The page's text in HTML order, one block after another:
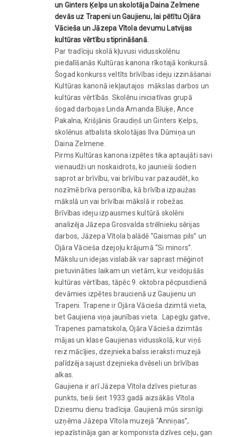
un Ginters Ķelps un skolotāja Daina Zelmene
devās uz Trapeni un Gaujienu, lai pētītu Ojāra
Vācieša un Jāzepa Vītola devumu Latvijas
kultūras vērtību stiprināšanā.
Par tradīciju skolā kļuvusi vidusskolēnu
piedalīšanās Kultūras kanona rīkotajā konkursā.
Šogad konkurss veltīts brīvības ideju izzināšanai
Kultūras kanonā iekļautajos mākslas darbos un
kultūras vērtībās. Skolēnu iniciatīvas grupā
šogad darbojas Linda Amanda Bluķe, Ance
Pakalna, Krišjānis Graudiņš un Ginters Ķelps,
skolēnus atbalsta skolotājas Ilva Dūmiņa un
Daina Zelmene.
Pirms Kultūras kanona izpētes tika aptaujāti savi
vienaudži un noskaidrots, ko jaunieši šodien
saprot ar brīvību, vai brīvību var pazaudēt, ko
nozīmē brīva personība, kā brīvība izpaužas
mākslā un vai brīvībai mākslā ir robežas.
Brīvības ideju izpausmes kultūrā skolēni
analizēja Jāzepa Grosvalda strēlnieku sērijas
darbos, Jāzepa Vītola balādē “Gaismas pils” un
Ojāra Vācieša dzejoļu krājumā “Si minors”.
Mākslu un idejas vislabāk var saprast mēģinot
pietuvināties laikam un vietām, kur veidojušās
kultūras vērtības, tāpēc 9. oktobra pēcpusdienā
devāmies izpētes braucienā uz Gaujienu un
Trapeni. Trapene ir Ojāra Vācieša dzimtā vieta,
bet Gaujiena viņa jaunības vieta. Lapegļu gatve,
Trapenes pamatskola, Ojāra Vācieša dzimtās
mājas un klase Gaujienas vidusskolā, kur viņš
reiz mācījies, dzejnieka balss ieraksti muzejā
palīdzēja sajust dzejnieka dvēseli un brīvības
alkas.
Gaujiena ir arī Jāzepa Vītola dzīves pieturas
punkts, tieši šeit 1933.gadā aizsākās Vītola
Dziesmu dienu tradīcija. Gaujienā mūs sirsnīgi
uzņēma Jāzepa Vītola muzejā “Anniņas”,
iepazīstināja gan ar komponista dzīves ceļu, gan